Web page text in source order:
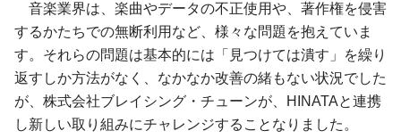
音楽業界は、楽曲やデータの不正使用や、著作権を侵害
するかたちでの無断利用など、様々な問題を抱えていま
す。それらの問題は基本的には「見つけては潰す」を繰り
返すしか方法がなく、なかなか改善の緒もない状況でした
が、株式会社ブレイシング・チューンが、HINATAと連携
し新しい取り組みにチャレンジすることなりました。